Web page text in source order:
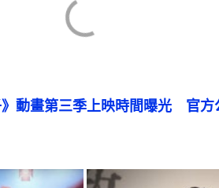
》動畫第三季上映時間曝光　官